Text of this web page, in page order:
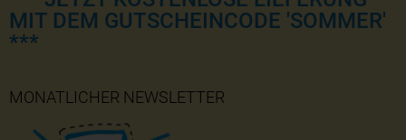
MIT DEM GUTSCHEINCODE 'SOMMER'
***
MONATLICHER NEWSLETTER